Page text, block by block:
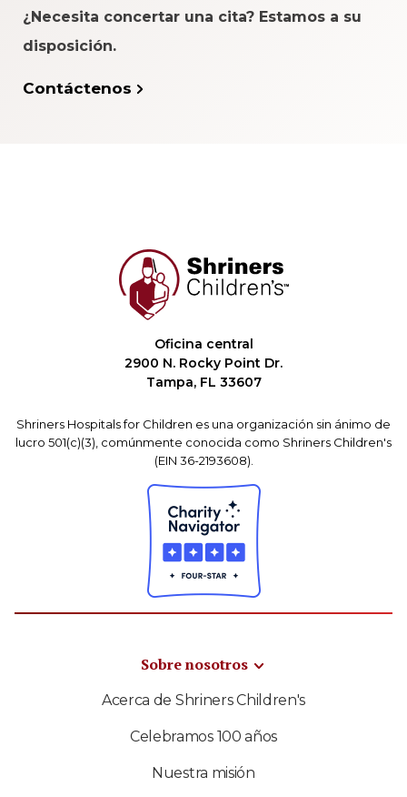
¿Necesita concertar una cita? Estamos a su
disposición.
Contáctenos
Oficina central
2900 N. Rocky Point Dr.
Tampa, FL 33607
Shriners Hospitals for Children es una organización sin ánimo de
lucro 501(c)(3), comúnmente conocida como Shriners Children's
(EIN 36-2193608).
Sobre nosotros
Acerca de Shriners Children's
Celebramos 100 años
Nuestra misión